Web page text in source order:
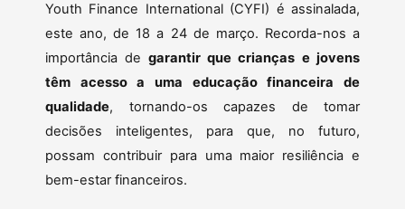
Youth Finance International (CYFI) é assinalada,
este ano, de 18 a 24 de março. Recorda-nos a
importância de garantir que crianças e jovens
têm acesso a uma educação financeira de
qualidade, tornando-os capazes de tomar
decisões inteligentes, para que, no futuro,
possam contribuir para uma maior resiliência e
bem-estar financeiros.